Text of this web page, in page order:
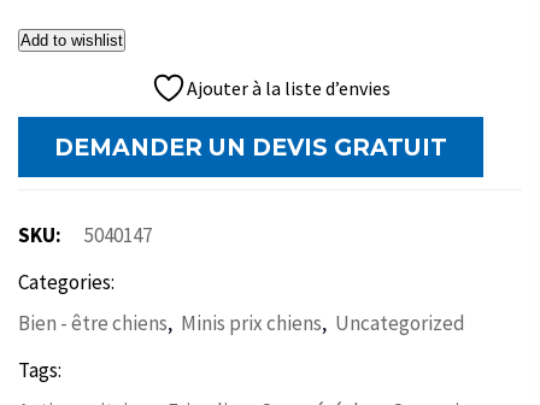
Add to wishlist
Ajouter à la liste d’envies
DEMANDER UN DEVIS GRATUIT
SKU:
5040147
Categories:
Bien - être chiens, Minis prix chiens, Uncategorized
Tags: